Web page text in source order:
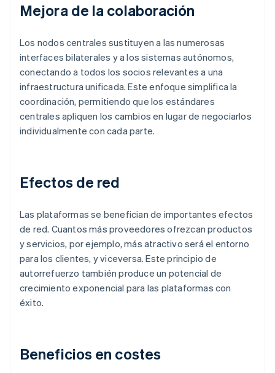
Mejora de la colaboración
Los nodos centrales sustituyen a las numerosas
interfaces bilaterales y a los sistemas autónomos,
conectando a todos los socios relevantes a una
infraestructura unificada. Este enfoque simplifica la
coordinación, permitiendo que los estándares
centrales apliquen los cambios en lugar de negociarlos
individualmente con cada parte.
Efectos de red
Las plataformas se benefician de importantes efectos
de red. Cuantos más proveedores ofrezcan productos
y servicios, por ejemplo, más atractivo será el entorno
para los clientes, y viceversa. Este principio de
autorrefuerzo también produce un potencial de
crecimiento exponencial para las plataformas con
éxito.
Beneficios en costes